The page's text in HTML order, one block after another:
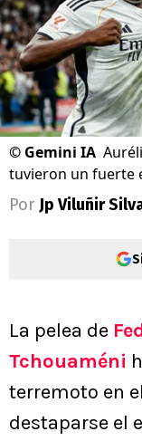
© Gemini IA
tuvieron un fuerte
Por Jp Viluñir
La pelea de
Tchouaméni
terremoto en el
destaparse el